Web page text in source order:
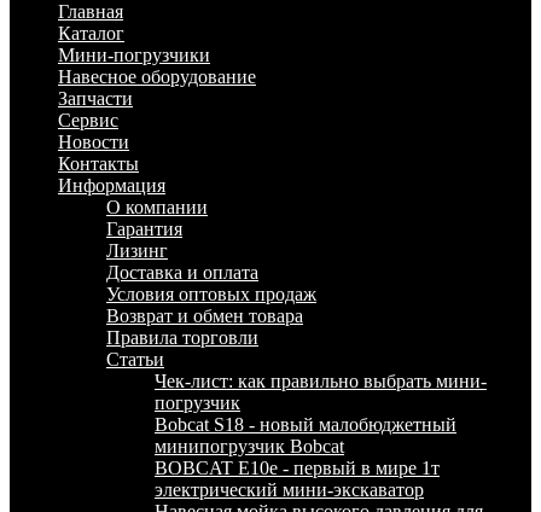
Главная
Каталог
Мини-погрузчики
Навесное оборудование
Запчасти
Сервис
Новости
Контакты
Информация
О компании
Гарантия
Лизинг
Доставка и оплата
Условия оптовых продаж
Возврат и обмен товара
Правила торговли
Статьи
Чек-лист: как правильно выбрать мини-
погрузчик
Bobcat S18 - новый малобюджетный
минипогрузчик Bobcat
BOBCAT E10e - первый в мире 1т
электрический мини-экскаватор